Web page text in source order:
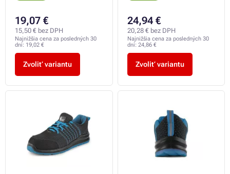
19,07 €
15,50 € bez DPH
Najnižšia cena za posledných 30
dní: 19,02 €
Zvoliť variantu
24,94 €
20,28 € bez DPH
Najnižšia cena za posledných 30
dní: 24,86 €
Zvoliť variantu